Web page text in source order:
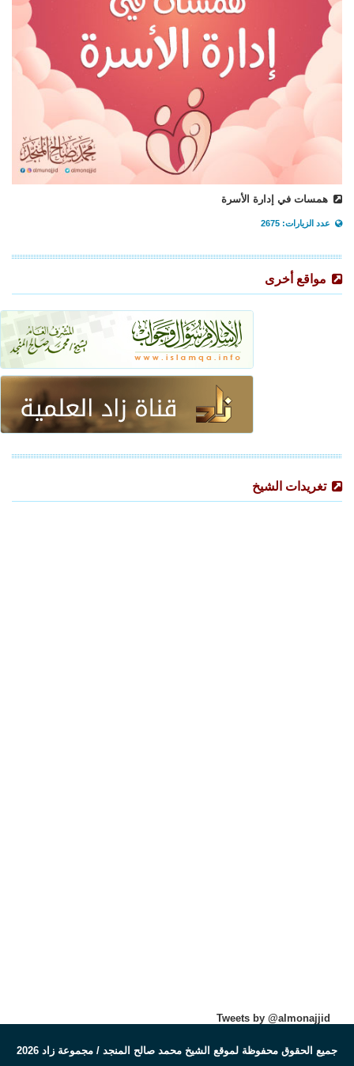
همسات في إدارة الأسرة
عدد الزيارات: 2675
مواقع أخرى
تغريدات الشيخ
Tweets by @almonajjid
جميع الحقوق محفوظة لموقع الشيخ محمد صالح المنجد / مجموعة زاد 2026